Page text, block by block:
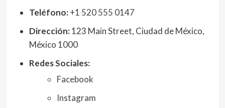
Teléfono: +1 520 555 0147
Dirección:123 Main Street, Ciudad de México,
México 1000
Redes Sociales:
Facebook
Instagram